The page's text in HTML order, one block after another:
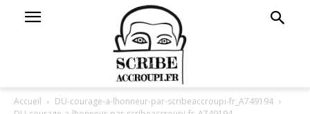
Accueil
DU-courage-a-lhonneur-par-scribeaccroupi-fr_A749194